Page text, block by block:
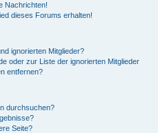
Nachrichten!
dieses Forums erhalten!
ignorierten Mitglieder?
oder zur Liste der ignorierten Mitglieder
entfernen?
durchsuchen?
Seite?